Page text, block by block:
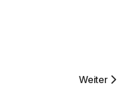
Bericht Über DenNächster
Weiter